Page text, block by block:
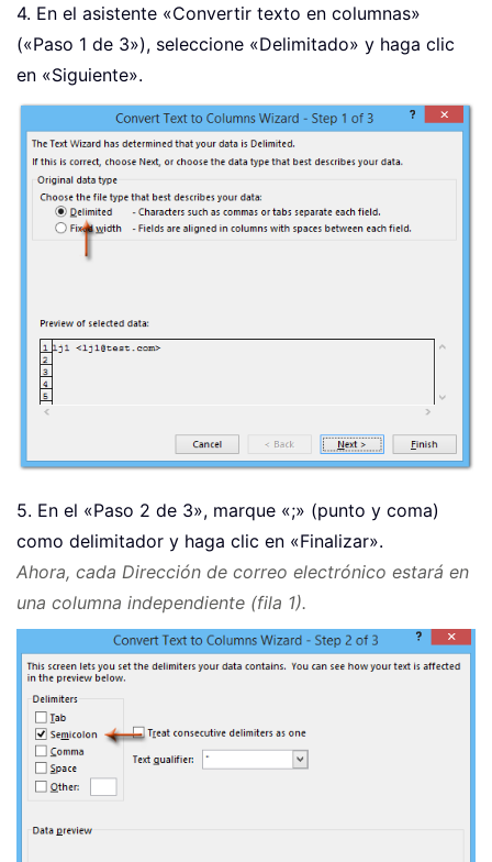
4. En el asistente «Convertir texto en columnas»
(«Paso 1 de 3»), seleccione «Delimitado» y haga clic
en «Siguiente».
5. En el «Paso 2 de 3», marque «;» (punto y coma)
como delimitador y haga clic en «Finalizar».
Ahora, cada Dirección de correo electrónico estará en
una columna independiente (fila 1).